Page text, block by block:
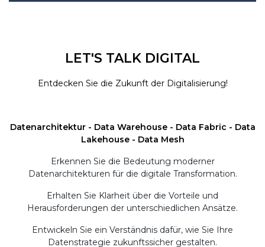
LET'S TALK DIGITAL
Entdecken Sie die Zukunft der Digitalisierung!
Datenarchitektur - Data Warehouse - Data Fabric - Data
Lakehouse - Data Mesh
Erkennen Sie die Bedeutung moderner
Datenarchitekturen für die digitale Transformation.
Erhalten Sie Klarheit über die Vorteile und
Herausforderungen der unterschiedlichen Ansätze.
Entwickeln Sie ein Verständnis dafür, wie Sie Ihre
Datenstrategie zukunftssicher gestalten.